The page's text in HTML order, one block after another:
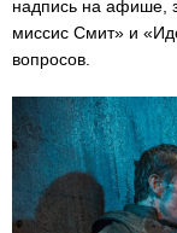
надпись на афише,
миссис Смит» и
вопросов.